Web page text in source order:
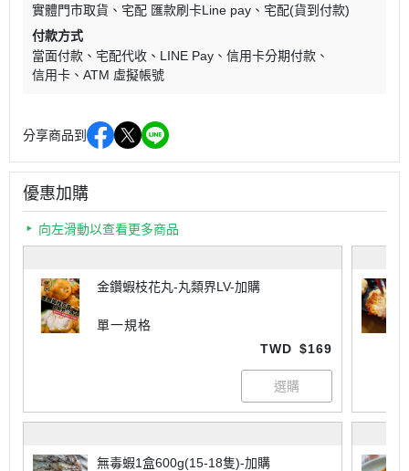
實體門市取貨
宅配 匯款刷卡Line pay
宅配(貨到付款)
付款方式
當面付款
宅配代收 LINE Pay
信用卡分期付款
信用卡
ATM 虛擬帳號
分享商品到
優惠加購
向左滑動以查看更多商品
金鑽蝦枝花丸-丸類界LV-加購
單一規格
TWD $169
無毒蝦1盒600g(15-18隻)-加購